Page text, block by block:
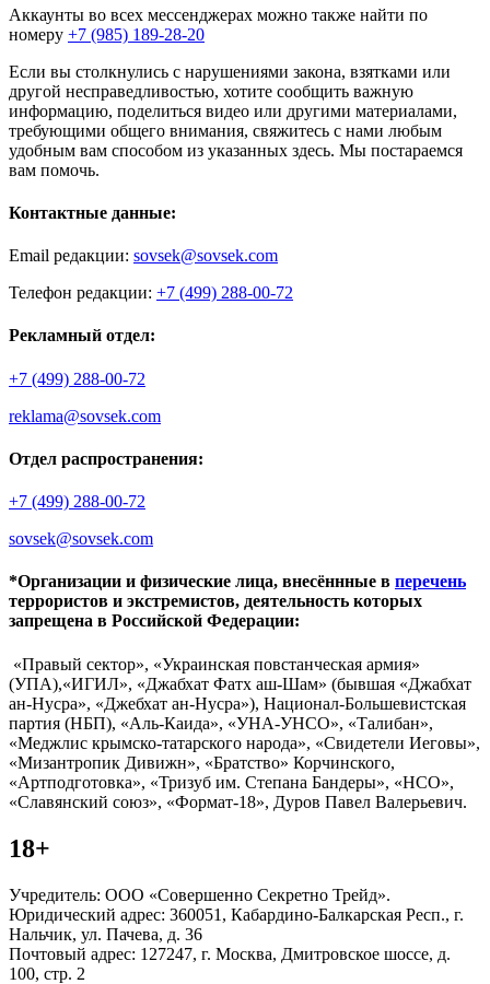
Аккаунты во всех мессенджерах можно также найти по
номеру +7 (985) 189-28-20
Если вы столкнулись с нарушениями закона, взятками или
другой несправедливостью, хотите сообщить важную
информацию, поделиться видео или другими материалами,
требующими общего внимания, свяжитесь с нами любым
удобным вам способом из указанных здесь. Мы постараемся
вам помочь.
Контактные данные:
Email редакции: sovsek@sovsek.com
Телефон редакции: +7 (499) 288-00-72
Рекламный отдел:
+7 (499) 288-00-72
reklama@sovsek.com
Отдел распространения:
+7 (499) 288-00-72
sovsek@sovsek.com
*Организации и физические лица, внесённные в перечень
террористов и экстремистов, деятельность которых
запрещена в Российской Федерации:
«Правый сектор», «Украинская повстанческая армия»
(УПА),«ИГИЛ», «Джабхат Фатх аш-Шам» (бывшая «Джабхат
ан-Нусра», «Джебхат ан-Нусра»), Национал-Большевистская
партия (НБП), «Аль-Каида», «УНА-УНСО», «Талибан»,
«Меджлис крымско-татарского народа», «Свидетели Иеговы»,
«Мизантропик Дивижн», «Братство» Корчинского,
«Артподготовка», «Тризуб им. Степана Бандеры», «НСО»,
«Славянский союз», «Формат-18», Дуров Павел Валерьевич.
18+
Учредитель: ООО «Совершенно Секретно Трейд».
Юридический адрес: 360051, Кабардино-Балкарская Респ., г.
Нальчик, ул. Пачева, д. 36
Почтовый адрес: 127247, г. Москва, Дмитровское шоссе, д.
100, стр. 2